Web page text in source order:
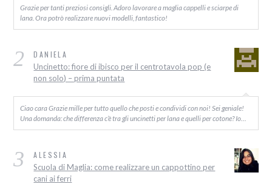
Grazie per tanti preziosi consigli. Adoro lavorare a maglia cappelli e sciarpe di
lana. Ora potrò realizzare nuovi modelli, fantastico!
2 DANIELA
Uncinetto: fiore di ibisco per il centrotavola pop (e
non solo) – prima puntata
Ciao cara Grazie mille per tutto quello che posti e condividi con noi! Sei geniale!
Una domanda: che differenza c’è tra gli uncinetti per lana e quelli per cotone? Io…
3 ALESSIA
Scuola di Maglia: come realizzare un cappottino per
cani ai ferri